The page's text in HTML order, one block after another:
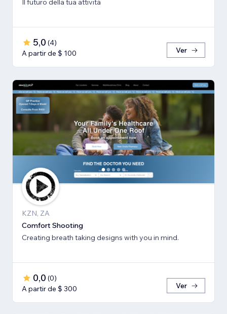
Il futuro della tua attività
5,0 (4)
A partir de $ 100
Ver
KZN, ZA
Comfort Shooting
Creating breath ​taking designs with you in mind.
0,0 (0)
A partir de $ 300
Ver